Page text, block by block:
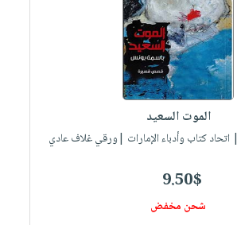
الموت السعيد
| اتحاد كتاب وأدباء الإمارات |ورقي غلاف عادي
9.50$
شحن مخفض